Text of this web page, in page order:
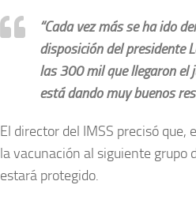
“Cada vez más se ha ido
disposición del presidente
las 300 mil que llegaron el
está dando muy buenos
El director del IMSS precisó
la vacunación al siguiente grupo
estará protegido.